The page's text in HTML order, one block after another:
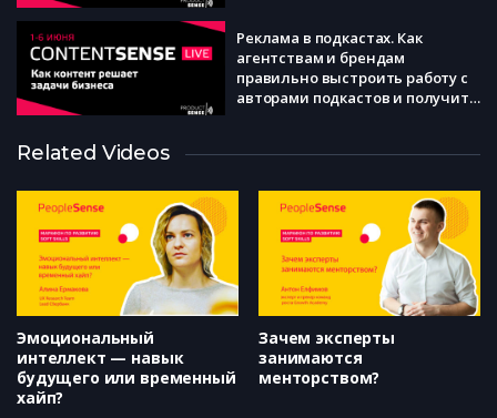
медиадиректор Sports.ru)
Реклама в подкастах. Как
агентствам и брендам
правильно выстроить работу с
авторами подкастов и получить
директор сервиса SoundStream,
BeardyCast)
Blitz and Chips)
Как сделать подкаст на
миллион прослушиваний без
спонсоров, инвесторов и медиа
за спиной (Настя Курганская,
Создательница подкаста НОРМ
и главный редактор NORM
Production)
Related Videos
Эмоциональный
интеллект — навык
будущего или временный
хайп?
Зачем эксперты
занимаются
менторством?